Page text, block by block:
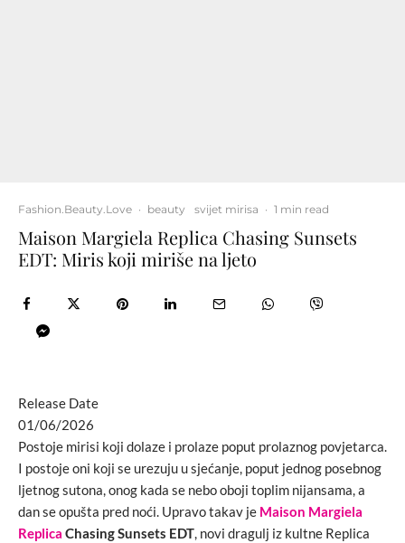
Fashion.Beauty.Love · beauty svijet mirisa · 1 min read
Maison Margiela Replica Chasing Sunsets
EDT: Miris koji miriše na ljeto
Release Date
01/06/2026
Postoje mirisi koji dolaze i prolaze poput prolaznog povjetarca.
I postoje oni koji se urezuju u sjećanje, poput jednog posebnog
ljetnog sutona, onog kada se nebo oboji toplim nijansama, a
dan se opušta pred noći. Upravo takav je Maison Margiela
Replica Chasing Sunsets EDT, novi dragulj iz kultne Replica